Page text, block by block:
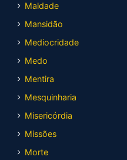
Maldade
Mansidão
Mediocridade
Medo
Mentira
Mesquinharia
Misericórdia
Missões
Morte